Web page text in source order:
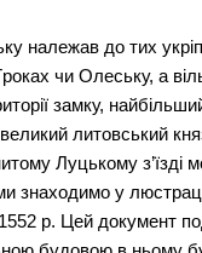
належав до тих
чи Oлеську, а
замку,
литовський
Луцькому з’їздi
знаходимо у
р. Цей документ